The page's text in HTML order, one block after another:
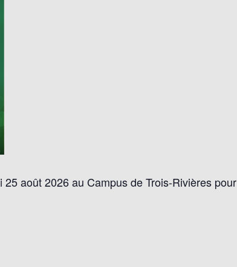
août 2026 au Campus de Trois-Rivières pour